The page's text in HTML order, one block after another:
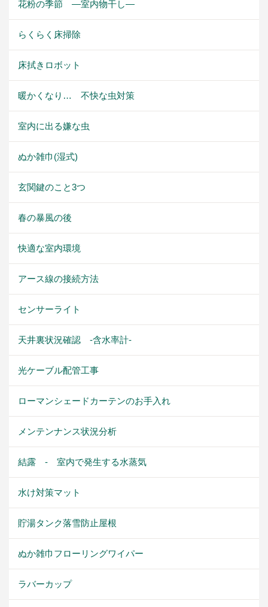
花粉の季節 ―室内物干し―
らくらく床掃除
床拭きロボット
暖かくなり… 不快な虫対策
室内に出る嫌な虫
ぬか雑巾(湿式)
玄関鍵のこと3つ
春の暴風の後
快適な室内環境
アース線の接続方法
センサーライト
天井裏状況確認 -含水率計-
光ケーブル配管工事
ローマンシェードカーテンのお手入れ
メンテンナンス状況分析
結露 - 室内で発生する水蒸気
水け対策マット
貯湯タンク落雪防止屋根
ぬか雑巾フローリングワイパー
ラバーカップ